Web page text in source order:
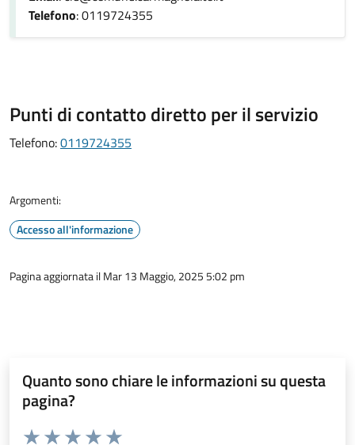
Telefono: 0119724355
Punti di contatto diretto per il servizio
Telefono:0119724355
Argomenti:
Accesso all'informazione
Pagina aggiornata il Mar 13 Maggio, 2025 5:02 pm
Quanto sono chiare le informazioni su questa
pagina?
Valuta da 1 a 5 stelle la pagina